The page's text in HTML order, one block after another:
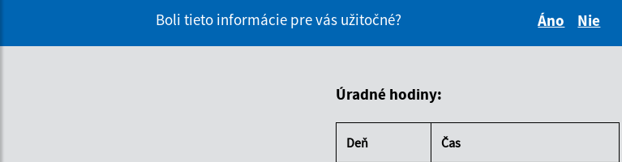
Boli tieto informácie pre vás užitočné?
Áno
Nie
Úradné hodiny:
Deň Čas